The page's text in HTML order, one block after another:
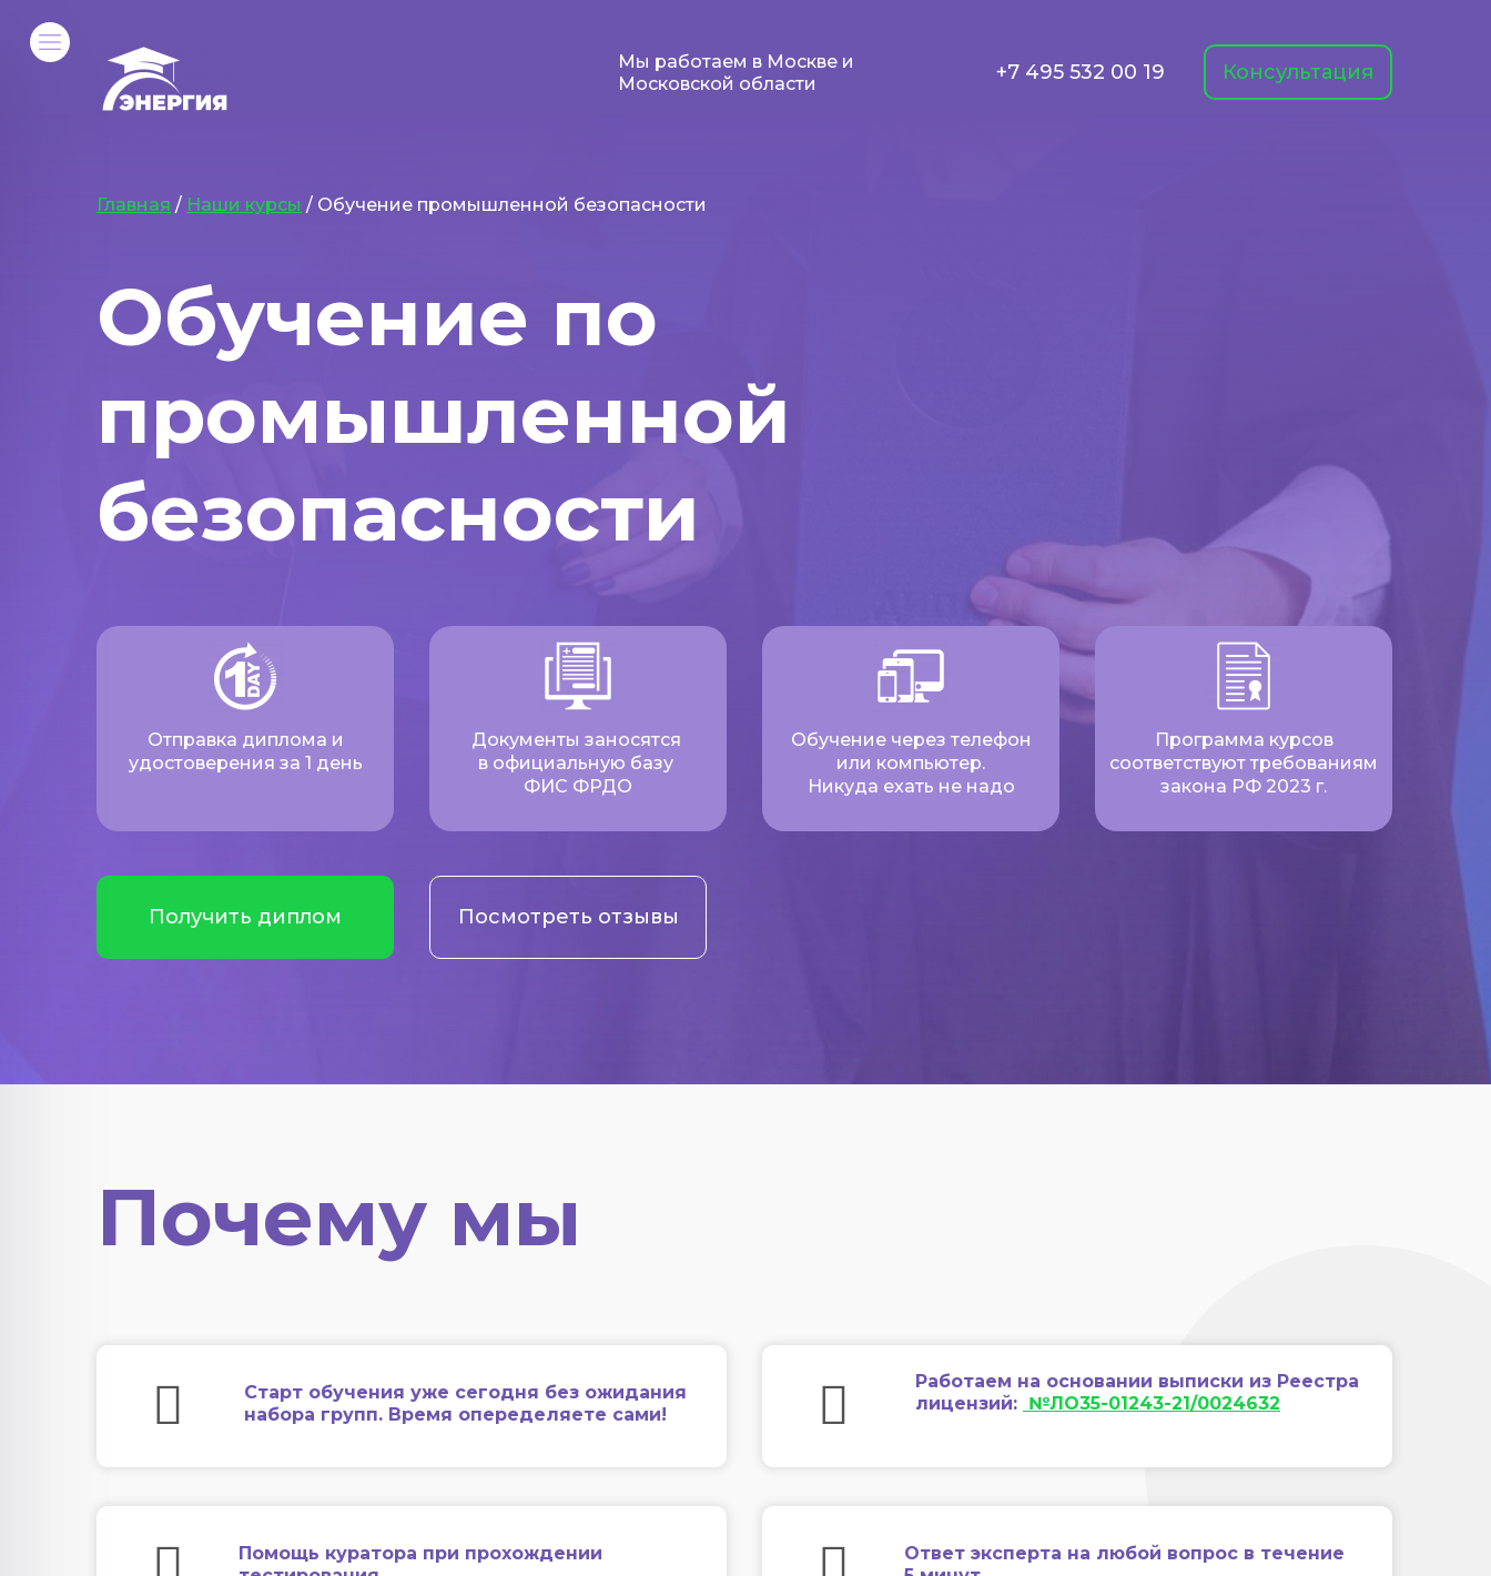
Мы работаем в Москве и
Московской области
+7 495 532 00 19 Консультация
Обучение по
промышленной
безопасности
Получить диплом
Отправка диплома и
удостоверения за 1 день
Документы заносятся
в официальную базу
ФИС ФРДО
Обучение через телефон
или компьютер.
Никуда ехать не надо
Программа курсов
соответствуют требованиям
закона РФ 2023 г.
Главная / Наши курсы / Обучение промышленной безопасности
Посмотреть отзывы
Почему мы
Старт обучения уже сегодня без ожидания
набора групп. Время опеределяете сами!
Работаем на основании выписки из Реестра
лицензий: №ЛО35-01243-21/0024632
Помощь куратора при прохождении
Ответ эксперта на любой вопрос в течение